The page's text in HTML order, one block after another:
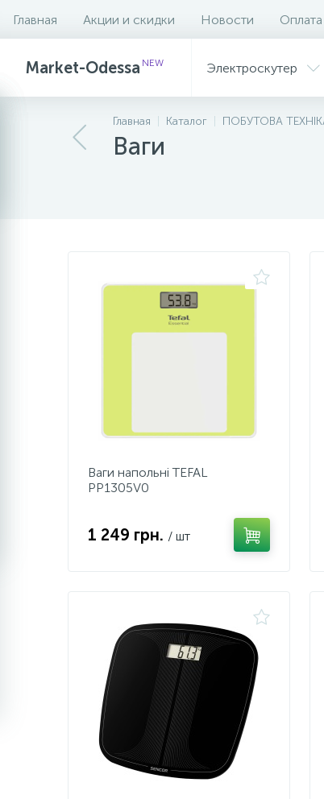
Главная Акции и скидки Новости
Market-Odessa NEW Электроскутер
Главная Каталог ПОБУТОВА
Ваги
Фильтр
Ваги напольні TEFAL
PP1305V0
1 249 грн. / шт